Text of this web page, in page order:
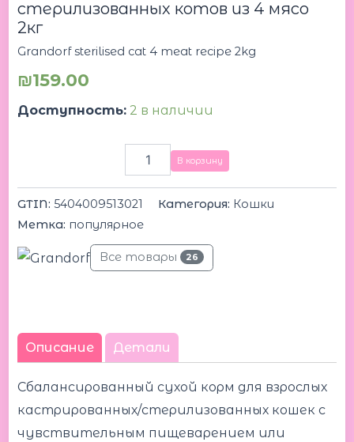
стерилизованных котов из 4 мясо
2кг
Grandorf sterilised cat 4 meat recipe 2kg
₪159.00
Доступность: 2 в наличии
В корзину
GTIN:5404009513021 Категория: Кошки
Метка: популярное
Все товары 26
Описание Детали
Сбалансированный сухой корм для взрослых
кастрированных/стерилизованных кошек с
чувствительным пищеварением или